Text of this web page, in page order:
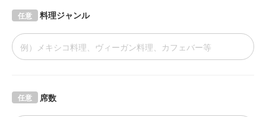
料理ジャンル
任意
席数
任意